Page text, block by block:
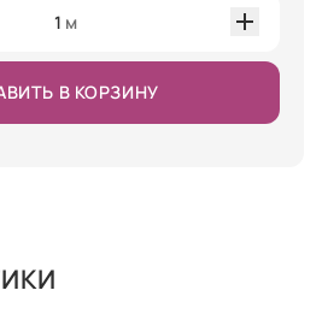
1 м
В КОРЗИНУ